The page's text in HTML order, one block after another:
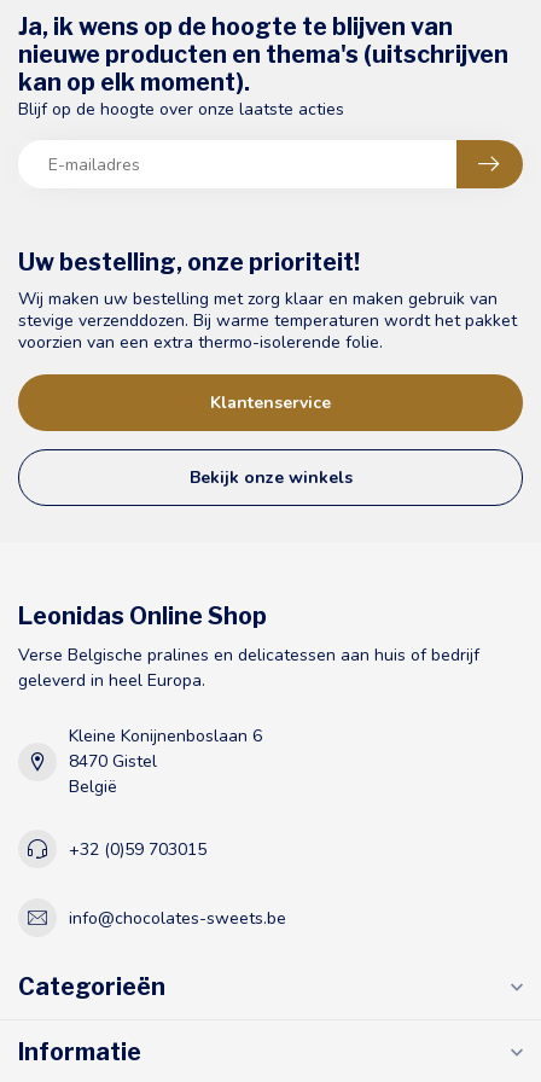
Uw bestelling, onze prioriteit!
Wij maken uw bestelling met zorg klaar en maken gebruik van
stevige verzenddozen. Bij warme temperaturen wordt het pakket
voorzien van een extra thermo-isolerende folie.
Klantenservice
Bekijk onze winkels
Ja, ik wens op de hoogte te blijven van
nieuwe producten en thema's (uitschrijven
kan op elk moment).
Blijf op de hoogte over onze laatste acties
Leonidas Online Shop
Verse Belgische pralines en delicatessen aan huis of bedrijf
geleverd in heel Europa.
Kleine Konijnenboslaan 6
8470 Gistel
België
+32 (0)59 703015
info@chocolates-sweets.be
Categorieën
Informatie